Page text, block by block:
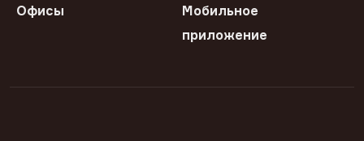
Офисы
Мобильное
приложение